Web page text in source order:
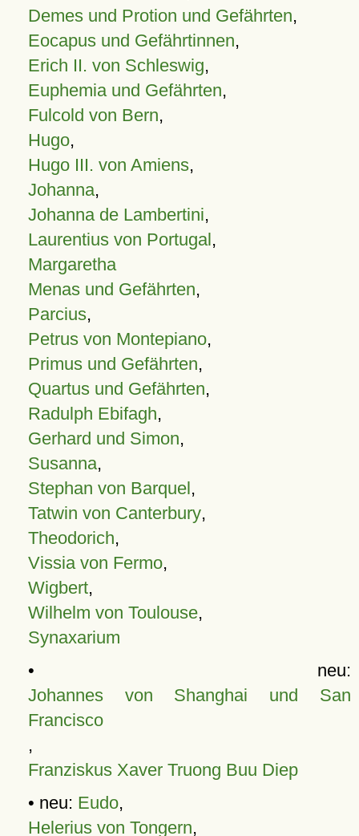
Demes und Protion und Gefährten,
Eocapus und Gefährtinnen,
Erich II. von Schleswig,
Euphemia und Gefährten,
Fulcold von Bern,
Hugo,
Hugo III. von Amiens,
Johanna,
Johanna de Lambertini,
Laurentius von Portugal,
Margaretha
Menas und Gefährten,
Parcius,
Petrus von Montepiano,
Primus und Gefährten,
Quartus und Gefährten,
Radulph Ebifagh,
Gerhard und Simon,
Susanna,
Stephan von Barquel,
Tatwin von Canterbury,
Theodorich,
Vissia von Fermo,
Wigbert,
Wilhelm von Toulouse,
Synaxarium
• neu:
Johannes von Shanghai und San
Francisco
,
Franziskus Xaver Truong Buu Diep
• neu: Eudo,
Helerius von Tongern,